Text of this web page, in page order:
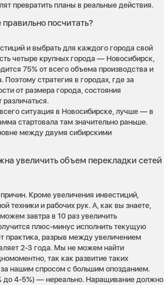
превратить планы в реальные действия.
посчитать?
и выбрать для каждого города свой
четыре крупных города — Новосибирск,
75% от всего объема производства и
стратегия в городах, где за
от размера города, состояния
ситуация в Новосибирске, лучше — в
стартовала там значительно раньше.
между двумя сибирскими
увеличить объем перекладки сетей
Кроме увеличения инвестиций,
техники и рабочих рук. А, как вы знаете,
завтра в 10 раз увеличить
плюс-минус исполнить текущую
практика, разрыв между увеличением
2-3 года. Мы не можем найти
так как развитие таких
нашим спросом с большим опозданием.
до 4-5%) — нереально. Наращивание должно